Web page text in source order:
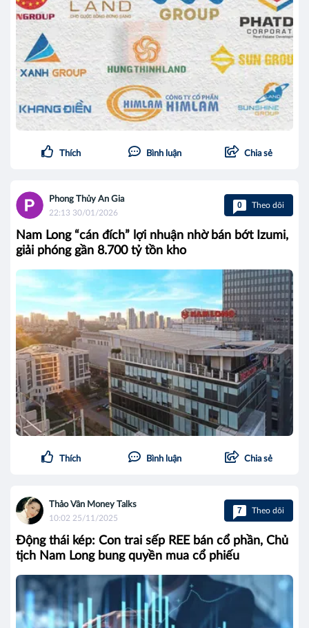
Thích Bình luận Chia sẻ
Phong Thủy An Gia
22:13 30/01/2026
0 Theo dõi
Nam Long “cán đích” lợi nhuận nhờ bán bớt Izumi,
giải phóng gần 8.700 tỷ tồn kho
Thích Bình luận Chia sẻ
Thảo Vân Money Talks
10:02 25/11/2025
7 Theo dõi
Động thái kép: Con trai sếp REE bán cổ phần, Chủ
tịch Nam Long bung quyền mua cổ phiếu